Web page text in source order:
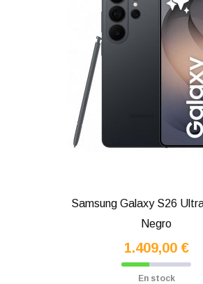
Samsung Galaxy S26
Negro
1.409,00 €
En stock